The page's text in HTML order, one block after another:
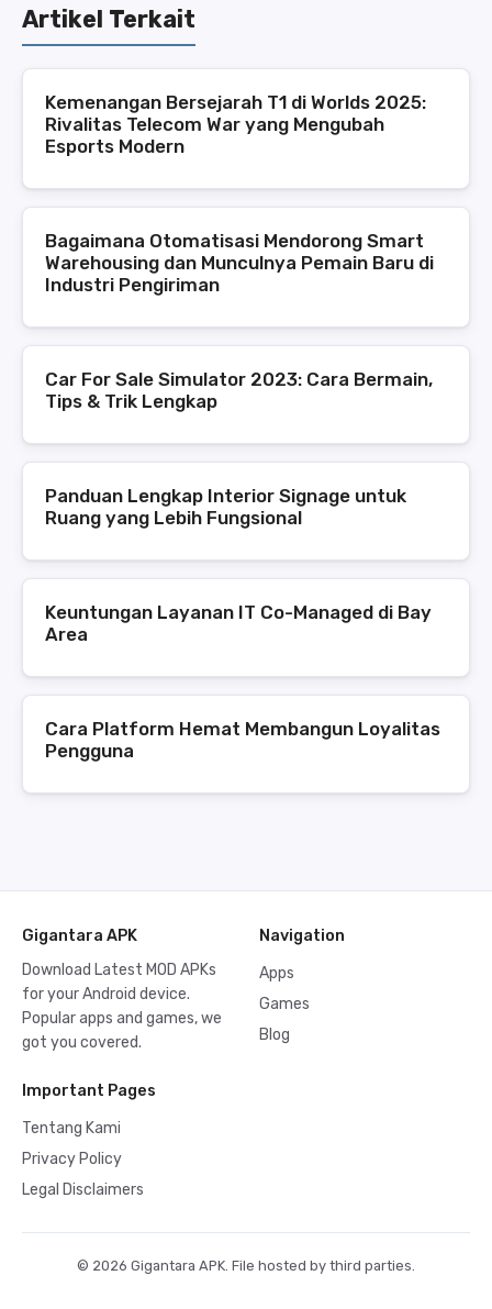
Artikel Terkait
Kemenangan Bersejarah T1 di Worlds 2025:
Rivalitas Telecom War yang Mengubah
Esports Modern
Bagaimana Otomatisasi Mendorong Smart
Warehousing dan Munculnya Pemain Baru di
Industri Pengiriman
Car For Sale Simulator 2023: Cara Bermain,
Tips & Trik Lengkap
Panduan Lengkap Interior Signage untuk
Ruang yang Lebih Fungsional
Keuntungan Layanan IT Co-Managed di Bay
Area
Cara Platform Hemat Membangun Loyalitas
Pengguna
Gigantara APK
Download Latest MOD APKs
for your Android device.
Popular apps and games, we
got you covered.
Navigation
Apps
Games
Blog
Important Pages
Tentang Kami
Privacy Policy
Legal Disclaimers
© 2026 Gigantara APK. File hosted by third parties.